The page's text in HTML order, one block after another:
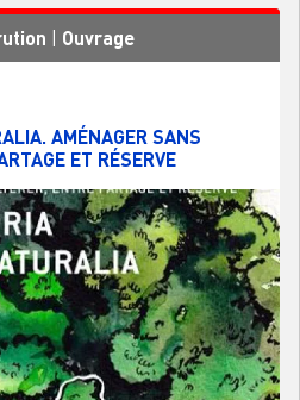
| Ouvrage
AMÉNAGER SANS
ET RÉSERVE